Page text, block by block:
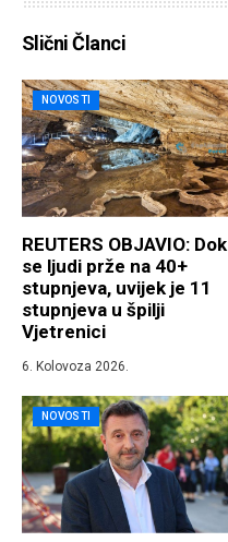
Slični Članci
NOVOSTI
REUTERS OBJAVIO: Dok
se ljudi prže na 40+
stupnjeva, uvijek je 11
stupnjeva u špilji
Vjetrenici
6. Kolovoza 2026.
NOVOSTI